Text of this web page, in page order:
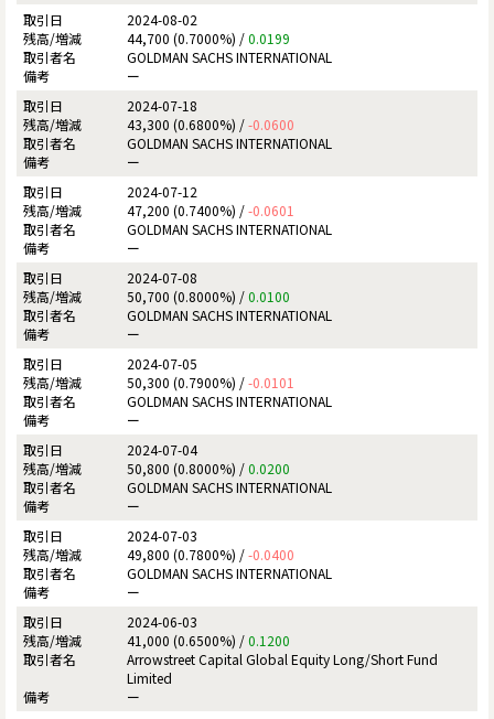
2024-08-02
44,700 (0.7000%) /0.0199
GOLDMAN SACHS INTERNATIONAL
ー
2024-07-18
43,300 (0.6800%) /-0.0600
GOLDMAN SACHS INTERNATIONAL
ー
2024-07-12
47,200 (0.7400%) /-0.0601
GOLDMAN SACHS INTERNATIONAL
ー
2024-07-08
50,700 (0.8000%) /0.0100
GOLDMAN SACHS INTERNATIONAL
ー
2024-07-05
50,300 (0.7900%) /-0.0101
GOLDMAN SACHS INTERNATIONAL
ー
2024-07-04
50,800 (0.8000%) /0.0200
GOLDMAN SACHS INTERNATIONAL
ー
2024-07-03
49,800 (0.7800%) /-0.0400
GOLDMAN SACHS INTERNATIONAL
ー
2024-06-03
41,000 (0.6500%) /0.1200
Arrowstreet Capital Global Equity Long/Short Fund
Limited
ー